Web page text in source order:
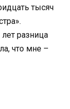
тысяч
разница
что мне –